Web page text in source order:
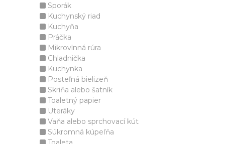
Sporák
Kuchynský riad
Kuchyňa
Práčka
Mikrovlnná rúra
Chladnička
Kuchynka
Posteľná bielizeň
Skriňa alebo šatník
Toaletný papier
Uteráky
Vaňa alebo sprchovací kút
Súkromná kúpeľňa